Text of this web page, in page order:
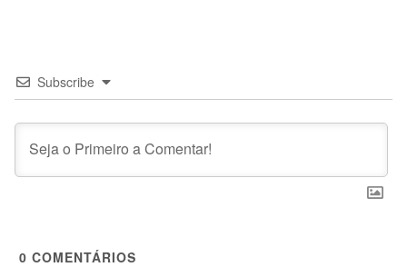
Subscribe
0 COMENTÁRIOS